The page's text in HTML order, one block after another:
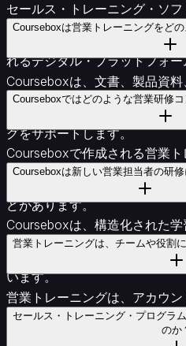
セールス・トレーニング・ソ
習コンテンツ、製品知識、販
評価を提供することで、営業
れるデジタル・プラットフォ
Courseboxは営業トレーニングをど
Courseboxは、文書、製品資
クティブなレッスン、トレー
含む構造化されたコースに変
グをサポートします。
Courseboxではどのような営業研修
Courseboxで作成される営業ト
製品知識モジュール、営業プ
ガイド、オンボーディングプ
どがあります。
Courseboxは新しい営業担当者の研
Courseboxは、構造化された
社員が製品、プロセス、販売
支援するため、新人営業担当
います。
営業トレーニングは、チームや役割
営業トレーニングは、アカウン
SDR、カスタマー・サクセス
ど、さまざまなチームや役割
セールス・トレーニング・プログラ
のか